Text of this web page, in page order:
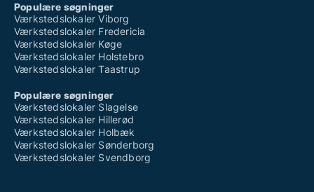
Populære søgninger
Værkstedslokaler Viborg
Værkstedslokaler Fredericia
Værkstedslokaler Køge
Værkstedslokaler Holstebro
Værkstedslokaler Taastrup
Populære søgninger
Værkstedslokaler Slagelse
Værkstedslokaler Hillerød
Værkstedslokaler Holbæk
Værkstedslokaler Sønderborg
Værkstedslokaler Svendborg